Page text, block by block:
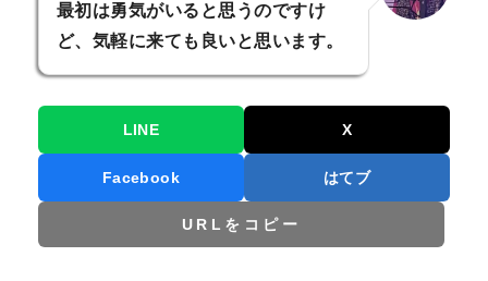
最初は勇気がいると思うのですけ
ど、気軽に来ても良いと思います。
LINE X
Facebook はてブ
URLをコピー